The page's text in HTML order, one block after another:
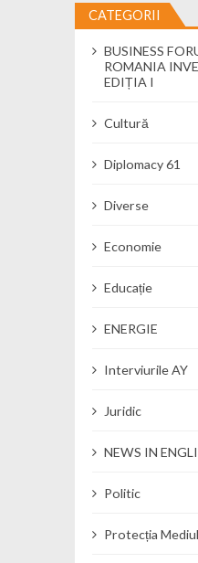
CATEGORII
BUSINESS
ROMANIA
EDIȚIA I
Cultură
Diplomacy 61
Diverse
Economie
Educație
ENERGIE
Interviurile AY
Juridic
NEWS IN
Politic
Protecția